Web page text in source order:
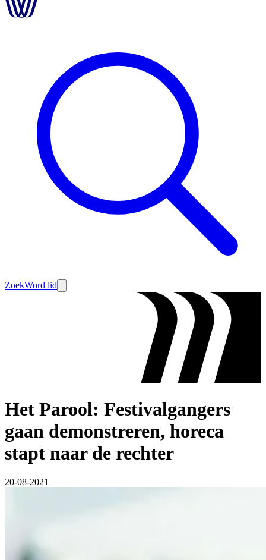
ZoekWord lid
Het Parool: Festivalgangers
gaan demonstreren, horeca
stapt naar de rechter
20-08-2021